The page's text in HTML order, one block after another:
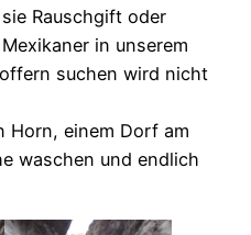
Rauschgift oder
in unserem
suchen wird nicht
Horn, einem Dorf am
waschen und endlich